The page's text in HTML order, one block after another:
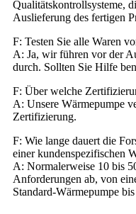
Qualitätskontrollsysteme,
Auslieferung des fertigen
F: Testen Sie alle Waren
A: Ja, wir führen vor der
durch. Sollten Sie Hilfe
F: Über welche
A: Unsere Wärmepumpe
Zertifizierung.
F: Wie lange dauert die
einer kundenspezifischen
A: Normalerweise 10 bis
Anforderungen ab, von
Standard-Wärmepumpe